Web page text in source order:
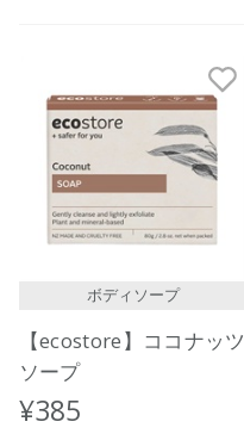
ボディソープ
【ecostore】ココナッツ
ソープ
¥385